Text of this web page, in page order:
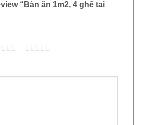
“Bàn ăn 1m2, 4 ghế tai